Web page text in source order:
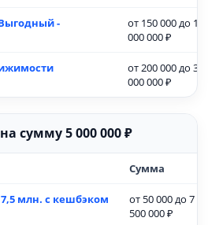
-
от 150 000 до 15
000 000 ₽
от 200 000 до 30
000 000 ₽
сумму 5 000 000 ₽
Сумма
млн. с кешбэком
от 50 000 до 7
500 000 ₽